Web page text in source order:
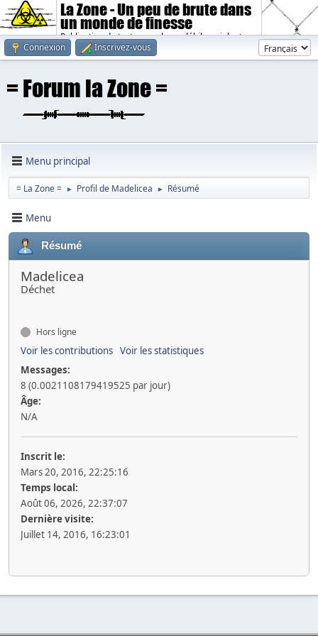
La Zone - Un peu de brute dans
un monde de finesse
Publication de textes sombres, débiles, violents.
Connexion
Inscrivez-vous
Menu principal
= La Zone = ► Profil de Madelicea ► Résumé
Menu
Résumé
Madelicea
Déchet
Hors ligne
Voir les contributions Voir les statistiques
Messages:
8 (0.0021108179419525 par jour)
Âge:
N/A
Inscrit le:
Mars 20, 2016, 22:25:16
Temps local:
Août 06, 2026, 22:37:07
Dernière visite:
Juillet 14, 2016, 16:23:01